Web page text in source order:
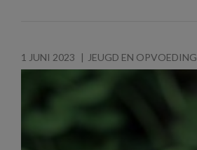
1 JUNI 2023 JEUGD EN OPVOEDING